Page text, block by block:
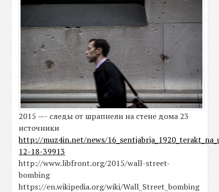
2015 —- следы от шрапнели на стене дома 23
источники
http://muz4in.net/news/
12-18-39913
http://www.libfront.org/2015/wall-street-
bombing
https://en.wikipedia.org/wiki/Wall_Street_bombing